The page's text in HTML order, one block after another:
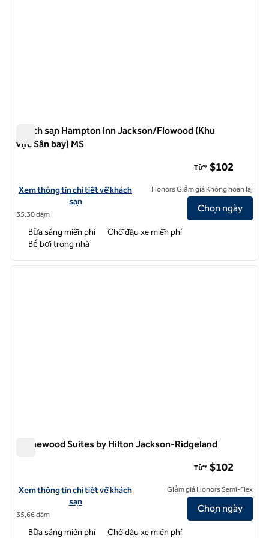
Khách sạn Hampton Inn Jackson/Flowood (Khu
vực Sân bay) MS
Xem chi tiết khách sạn cho Hampton Inn Jackson/Flowood (Sân bay
Xem thông tin chi tiết về khách
sạn
35,30 dặm
Từ* $102
Honors Giảm giá Không hoàn lại
Chọn ngày
Bữa sáng miễn phí
Chỗ đậu xe miễn phí
Bể bơi trong nhà
1/12
ảnh
Homewood Suites by Hilton Jackson-Ridgeland
Xem chi tiết khách sạn cho Homewood Suites by Hilton Jackson-
Xem thông tin chi tiết về khách
sạn
35,66 dặm
Từ* $102
Giảm giá Honors Semi-Flex
Chọn ngày
Bữa sáng miễn phí
Chỗ đậu xe miễn phí